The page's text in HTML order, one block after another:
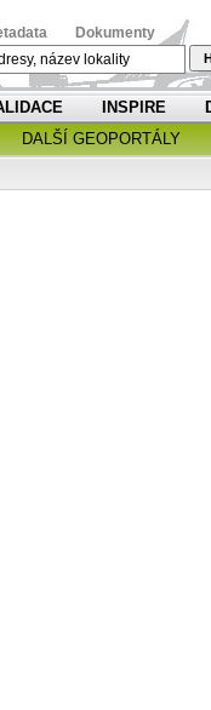
Dokumenty
INSPIRE
DALŠÍ GEOPORTÁLY